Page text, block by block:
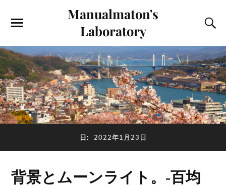
Manualmaton's
Laboratory
日: 2022年1月23日
背景とムーンライト。-百均